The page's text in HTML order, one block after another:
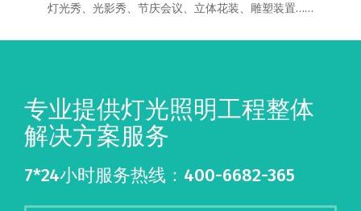
灯光秀、光影秀、节庆会议、立体花装、雕塑装置……
专业提供灯光照明工程整体
解决方案服务
7*24小时服务热线：400-6682-365